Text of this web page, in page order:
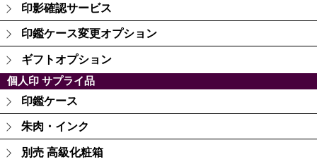
印影確認サービス
印鑑ケース変更オプション
ギフトオプション
個人印 サプライ品
印鑑ケース
朱肉・インク
別売 高級化粧箱